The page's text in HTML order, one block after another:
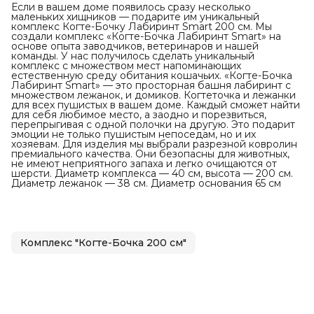
Если в вашем доме появилось сразу несколько
маленьких хищников — подарите им уникальный
комплекс Когте-Бочку Лабиринт Smart 200 см. Мы
создали комплекс «Когте-Бочка Лабиринт Smart» на
основе опыта заводчиков, ветеринаров и нашей
команды. У нас получилось сделать уникальный
комплекс с множеством мест напоминающих
естественную среду обитания кошачьих. «Когте-Бочка
Лабиринт Smart» — это просторная башня лабиринт с
множеством лежанок, и домиков. Когтеточка и лежанки
для всех пушистых в вашем доме. Каждый сможет найти
для себя любимое место, а заодно и порезвиться,
перепрыгивая с одной полочки на другую. Это подарит
эмоции не только пушистым непоседам, но и их
хозяевам. Для изделия мы выбрали разрезной ковролин
премиального качества. Они безопасны для животных,
не имеют неприятного запаха и легко очищаются от
шерсти. Диаметр комплекса — 40 см, высота — 200 см.
Диаметр лежанок — 38 см. Диаметр основания 65 см
Комплекс "Когте-Бочка 200 см"